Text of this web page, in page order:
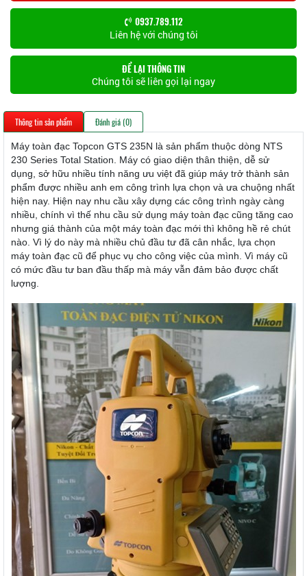
0937.789.112
Liên hệ với chúng tôi
ĐỂ LẠI THÔNG TIN
Chúng tôi sẽ liên gọi lại ngay
Thông tin sản phẩm Đánh giá (0)
Máy toàn đạc Topcon GTS 235N là sản phẩm thuộc dòng NTS
230 Series Total Station. Máy có giao diện thân thiện, dễ sử
dụng, sở hữu nhiều tính năng ưu việt đã giúp máy trở thành sản
phẩm được nhiều anh em công trình lựa chọn và ưa chuộng nhất
hiện nay. Hiện nay nhu cầu xây dựng các công trình ngày càng
nhiều, chính vì thế nhu cầu sử dụng máy toàn đạc cũng tăng cao
nhưng giá thành của một máy toàn đạc mới thì không hề rẻ chút
nào. Vì lý do này mà nhiều chủ đầu tư đã cân nhắc, lựa chọn
máy toàn đạc cũ để phục vụ cho công việc của mình. Vì máy cũ
có mức đầu tư ban đầu thấp mà máy vẫn đảm bảo được chất
lượng.